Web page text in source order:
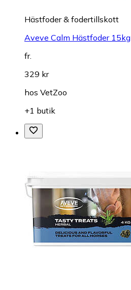
Hästfoder & fodertillskott
Aveve Calm Hästfoder 15kg
fr.
329 kr
hos VetZoo
+1 butik